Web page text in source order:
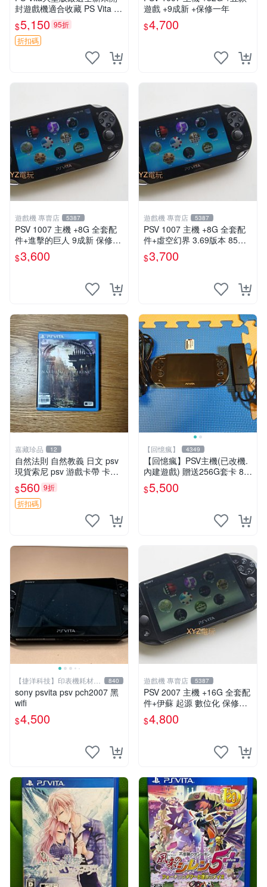
封遊戲機適合收藏 PS Vita 新
型號 家用遊戲機 直營店優選
$5,150 95折
折扣碼
遊戲 +9成新 +保修一年
$4,700
遊戲機 專賣店 5387
PSV 1007 主機 +8G 全套配
件+進擊的巨人 9成新 保修一
年 品質有保障
$3,600
遊戲機 專賣店 5387
PSV 1007 主機 +8G 全套配
件+虛空幻界 3.69版本 85成
新 PS Vita1007 一年保修
$3,700
嘉藏珍品 12
自然法則 自然教義 日文 psv
現貨索尼 psv 游戲卡帶 卡盒
無損 版本外版 功能正常讀卡
關于質量：為避免糾紛，鑒寶
專家，收藏家和較真黨自行繞
$560 9折
折扣碼
【回憶瘋】 4349
【回憶瘋】PSV主機(已改機.
內建遊戲) 贈送256G套卡 8成
新 遊戲機 PSVITA
$5,500
【捷洋科技】印表機耗材專
賣
840
sony psvita psv pch2007 黑
wifi
$4,500
遊戲機 專賣店 5387
PSV 2007 主機 +16G 全套配
件+伊蘇 起源 數位化 保修一
年 品質有保障
$4,800